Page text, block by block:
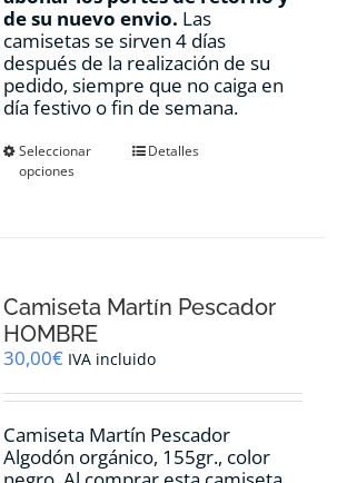
de su nuevo envio. Las
camisetas se sirven 4 días
después de la realización de su
pedido, siempre que no caiga en
día festivo o fin de semana.
Seleccionar
opciones
Este
se
elegir
la
de
producto
Detalles
Camiseta Martín Pescador
HOMBRE
30,00€ IVA incluido
Camiseta Martín Pescador
Algodón orgánico, 155gr., color